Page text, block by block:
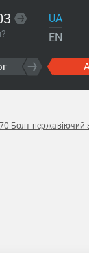
UA
EN
Болт